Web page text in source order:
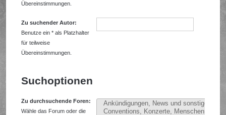
Übereinstimmungen.
Zu suchender Autor:
Benutze ein * als Platzhalter
für teilweise
Übereinstimmungen.
Suchoptionen
Zu durchsuchende Foren:
Wähle das Forum oder die